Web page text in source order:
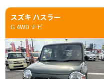
スズキ ハスラー
G 4WD ナビ